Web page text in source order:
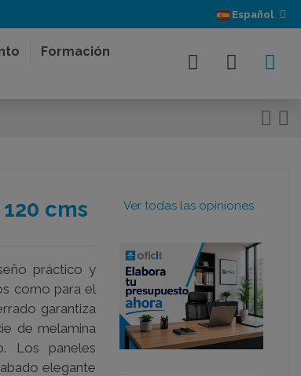
Español
Formación
120 cms
práctico y
como para el
garantiza
de melamina
Los paneles
elegante
Ver todas las opiniones